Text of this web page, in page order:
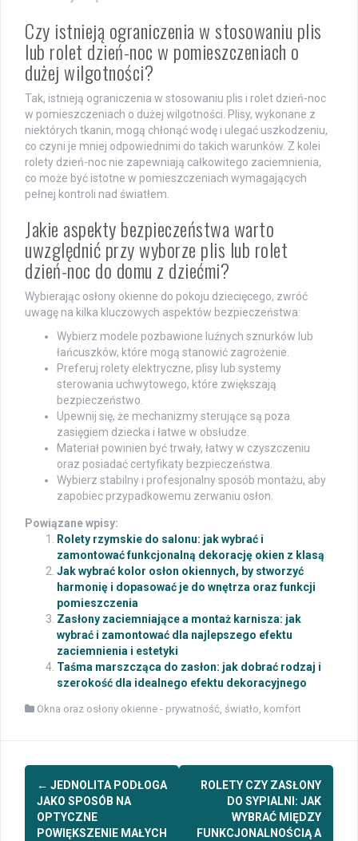
Czy istnieją ograniczenia w stosowaniu plis
lub rolet dzień-noc w pomieszczeniach o
dużej wilgotności?
Tak, istnieją ograniczenia w stosowaniu plis i rolet dzień-noc
w pomieszczeniach o dużej wilgotności. Plisy, wykonane z
niektórych tkanin, mogą chłonąć wodę i ulegać uszkodzeniu,
co czyni je mniej odpowiednimi do takich warunków. Z kolei
rolety dzień-noc nie zapewniają całkowitego zaciemnienia,
co może być istotne w pomieszczeniach wymagających
pełnej kontroli nad światłem.
Jakie aspekty bezpieczeństwa warto
uwzględnić przy wyborze plis lub rolet
dzień-noc do domu z dziećmi?
Wybierając osłony okienne do pokoju dziecięcego, zwróć
uwagę na kilka kluczowych aspektów bezpieczeństwa:
Wybierz modele pozbawione luźnych sznurków lub
łańcuszków, które mogą stanowić zagrożenie.
Preferuj rolety elektryczne, plisy lub systemy
sterowania uchwytowego, które zwiększają
bezpieczeństwo.
Upewnij się, że mechanizmy sterujące są poza
zasięgiem dziecka i łatwe w obsłudze.
Materiał powinien być trwały, łatwy w czyszczeniu
oraz posiadać certyfikaty bezpieczeństwa.
Wybierz stabilny i profesjonalny sposób montażu, aby
zapobiec przypadkowemu zerwaniu osłon.
Powiązane wpisy:
Rolety rzymskie do salonu: jak wybrać i
zamontować funkcjonalną dekorację okien z klasą
Jak wybrać kolor osłon okiennych, by stworzyć
harmonię i dopasować je do wnętrza oraz funkcji
pomieszczenia
Zasłony zaciemniające a montaż karnisza: jak
wybrać i zamontować dla najlepszego efektu
zaciemnienia i estetyki
Taśma marszcząca do zasłon: jak dobrać rodzaj i
szerokość dla idealnego efektu dekoracyjnego
Okna oraz osłony okienne - prywatność, światło, komfort
Post
navigation
← JEDNOLITA PODŁOGA
JAKO SPOSÓB NA
OPTYCZNE
POWIĘKSZENIE MAŁYCH
ROLETY CZY ZASŁONY
DO SYPIALNI: JAK
WYBRAĆ MIĘDZY
FUNKCJONALNOŚCIĄ A